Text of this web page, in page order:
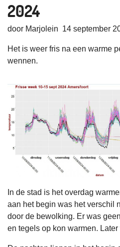
2024
door Marjolein 14 september
Het is weer fris na een warme
wennen.
In de stad is het overdag
aan het begin was het verschil
door de bewolking. Er was
en tegels op kon warmen. Later